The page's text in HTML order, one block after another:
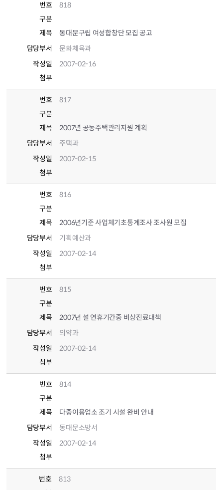
번호
818
구분
제목
동대문구립 여성합창단 모집 공고
담당부서
문화체육과
작성일
2007-02-16
첨부
번호
817
구분
제목
2007년 공동주택관리지원 계획
담당부서
주택과
작성일
2007-02-15
첨부
번호
816
구분
제목
2006년기준 사업체기초통계조사 조사원 모집
담당부서
기획예산과
작성일
2007-02-14
첨부
번호
815
구분
제목
2007년 설 연휴기간중 비상진료대책
담당부서
의약과
작성일
2007-02-14
첨부
번호
814
구분
제목
다중이용업소 조기 시설 완비 안내
담당부서
동대문소방서
작성일
2007-02-14
첨부
번호
813